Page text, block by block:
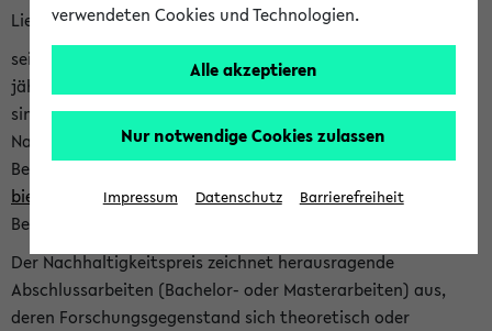
Liebe Studierende,
seit 2023 verleiht das Rektorat der Universität Bielefeld
jährlich den Nachhaltigkeitspreis für Abschlussarbeiten. Sie
sind herzlich eingeladen sich mit Ihrer Abschlussarbeit beim
Nachhaltigkeitsbüro zu bewerben. Bitte nutzen Sie für Ihre
Bewerbung dieses Formular<https://formulare.uni-
bielefeld.de/frontend-server/form/provide/913/>. Die
Bewerbungsfrist endet am 30.09.2026.
Der Nachhaltigkeitspreis zeichnet herausragende
Abschlussarbeiten (Bachelor- oder Masterarbeiten) aus,
deren Forschungsgegenstand sich theoretisch oder
verwendeten Cookies und Technologien.
Alle akzeptieren
Nur notwendige Cookies zulassen
Impressum Datenschutz Barrierefreiheit